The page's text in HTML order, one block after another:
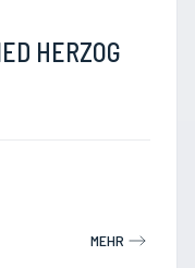
HERZOG
MEHR